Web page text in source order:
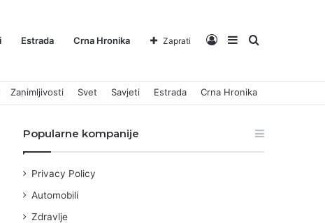
Estrada Crna Hronika Pretraga
Sidebar
Log
Zaprati
Zanimljivosti Svet Savjeti Estrada Crna Hronika
Popularne kompanije
Privacy Policy
Automobili
Zdravlje